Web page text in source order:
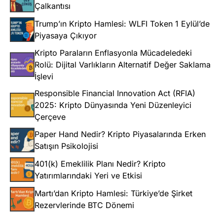
Çalkantısı
Trump’ın Kripto Hamlesi: WLFI Token 1 Eylül’de
Piyasaya Çıkıyor
Kripto Paraların Enflasyonla Mücadeledeki
Rolü: Dijital Varlıkların Alternatif Değer Saklama
İşlevi
Responsible Financial Innovation Act (RFIA)
2025: Kripto Dünyasında Yeni Düzenleyici
Çerçeve
Paper Hand Nedir? Kripto Piyasalarında Erken
Satışın Psikolojisi
401(k) Emeklilik Planı Nedir? Kripto
Yatırımlarındaki Yeri ve Etkisi
Martı’dan Kripto Hamlesi: Türkiye’de Şirket
Rezervlerinde BTC Dönemi